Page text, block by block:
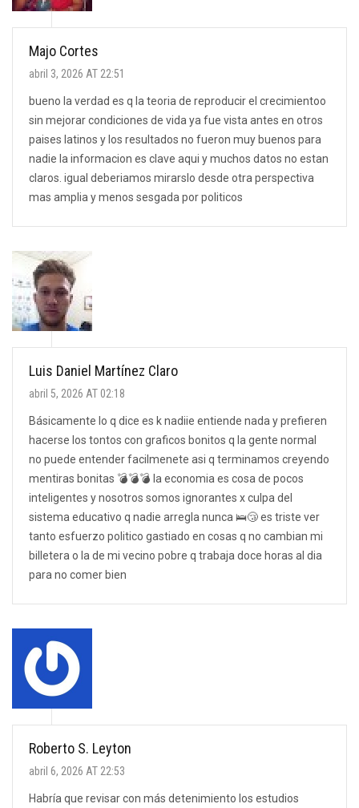
Majo Cortes
abril 3, 2026 AT 22:51
bueno la verdad es q la teoria de reproducir el crecimientoo
sin mejorar condiciones de vida ya fue vista antes en otros
paises latinos y los resultados no fueron muy buenos para
nadie la informacion es clave aqui y muchos datos no estan
claros. igual deberiamos mirarslo desde otra perspectiva
mas amplia y menos sesgada por politicos
Luis Daniel Martínez Claro
abril 5, 2026 AT 02:18
Básicamente lo q dice es k nadiie entiende nada y prefieren
hacerse los tontos con graficos bonitos q la gente normal
no puede entender facilmenete asi q terminamos creyendo
mentiras bonitas 💣💣💣 la economia es cosa de pocos
inteligentes y nosotros somos ignorantes x culpa del
sistema educativo q nadie arregla nunca 🛌😴 es triste ver
tanto esfuerzo politico gastiado en cosas q no cambian mi
billetera o la de mi vecino pobre q trabaja doce horas al dia
para no comer bien
Roberto S. Leyton
abril 6, 2026 AT 22:53
Habría que revisar con más detenimiento los estudios